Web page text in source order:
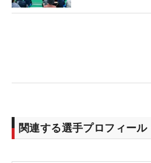
プロ選手権の前哨戦。例年、
近が優勝スコアとなる伸ばし
関連する選手プロフィール